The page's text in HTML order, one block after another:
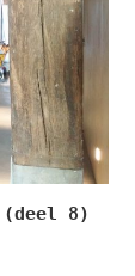
(deel 8)